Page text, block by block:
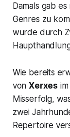
Damals gab
Genres zu
wurde durch
Wie bereits
vonXerxes
Misserfolg,
zwei
Repertoire